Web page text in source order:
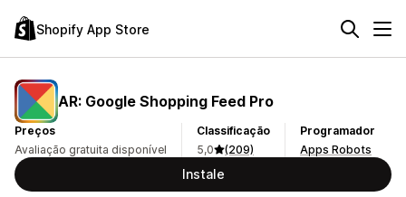
Shopify App Store
AR: Google Shopping Feed Pro
Preços
Avaliação gratuita disponível
Classificação
5,0
(209)
Programador
Apps Robots
Instale